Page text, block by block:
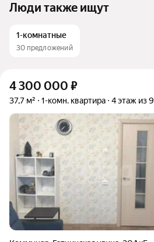
Люди также ищут
1-комнатные
30 предложений
4 300 000 ₽
37,7 м² 1-комн. квартира 4 этаж из 9